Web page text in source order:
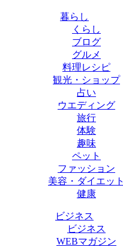
暮らし
くらし
ブログ
グルメ
料理レシピ
観光・ショップ
占い
ウエディング
旅行
体験
趣味
ペット
ファッション
美容・ダイエット
健康
ビジネス
ビジネス
WEBマガジン